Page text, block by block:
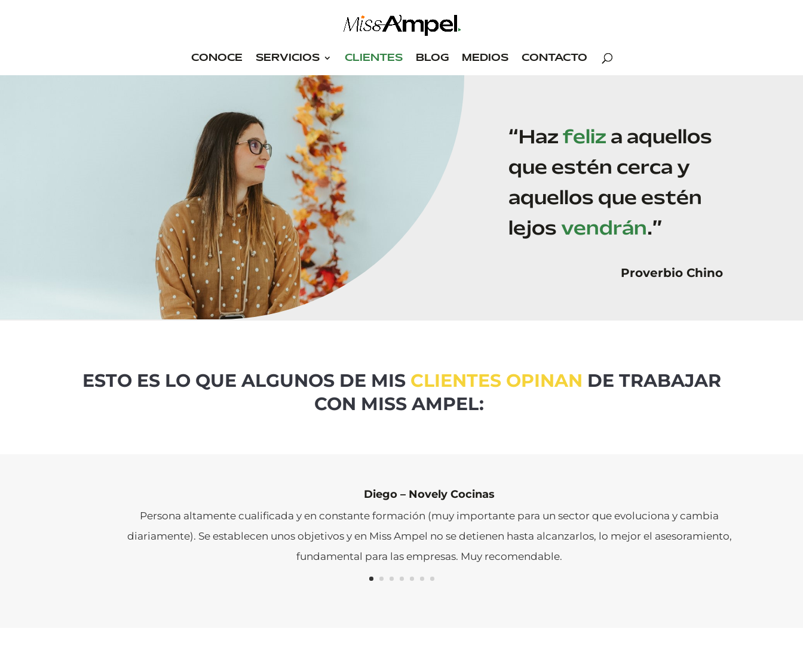
CONOCE SERVICIOS CLIENTES BLOG MEDIOS CONTACTO
“Haz feliz a aquellos
que estén cerca y
aquellos que estén
lejos vendrán.”
Proverbio Chino
ESTO ES LO QUE ALGUNOS DE MIS CLIENTES OPINAN DE TRABAJAR
CON MISS AMPEL:
Diego – Novely Cocinas
Persona altamente cualificada y en constante formación (muy importante para un sector que evoluciona y cambia
diariamente). Se establecen unos objetivos y en Miss Ampel no se detienen hasta alcanzarlos, lo mejor el asesoramiento,
fundamental para las empresas. Muy recomendable.